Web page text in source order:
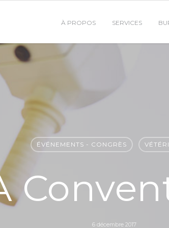
À PROPOS SERVICES
ÉVÉNEMENTS - CONGRÈS
6 décembre 2017